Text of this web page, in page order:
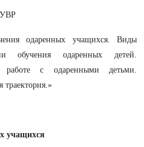
УВР
одаренных учащихся. Виды
обучения одаренных детей.
с одаренными детьми.
траектория.»
учащихся